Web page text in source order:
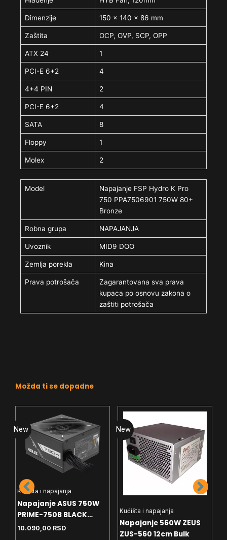
Dimenzije 150 x 140 x 86 mm
Zaštita OCP, OVP, SCP, OPP
ATX 24 1
PCI-E 6+2 4
4+4 PIN 2
PCI-E 6+2 4
SATA 8
Floppy 1
Molex 2
Model
Napajanje FSP Hydro K Pro
750 PPA7506901 750W 80+
Bronze
Robna grupa NAPAJANJA
Uvoznik MID9 DOO
Zemlja porekla Kina
Prava potrošača
Zagarantovana sva prava
kupaca po osnovu zakona o
zaštiti potrošača
Možda ti se dopadne
New
Kućišta i napajanja
Napajanje ASUS 750W
PRIME-750B BLACK
ATX12V 80+ Bronze
10.090,00 RSD
New
Kućišta i napajanja
Napajanje 560W ZEUS
ZUS-560 12cm Bulk